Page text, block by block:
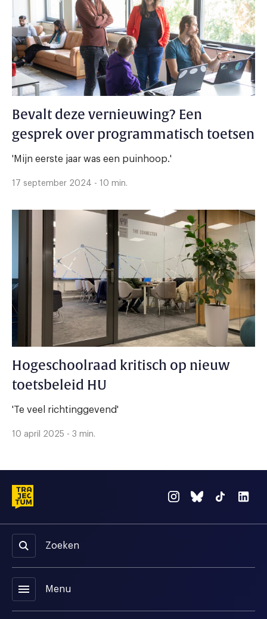
Bevalt deze vernieuwing? Een
gesprek over programmatisch toetsen
'Mijn eerste jaar was een puinhoop.'
17 september 2024 - 10 min.
Hogeschoolraad kritisch op nieuw
toetsbeleid HU
'Te veel richtinggevend'
10 april 2025 - 3 min.
Zoeken
menu Menu